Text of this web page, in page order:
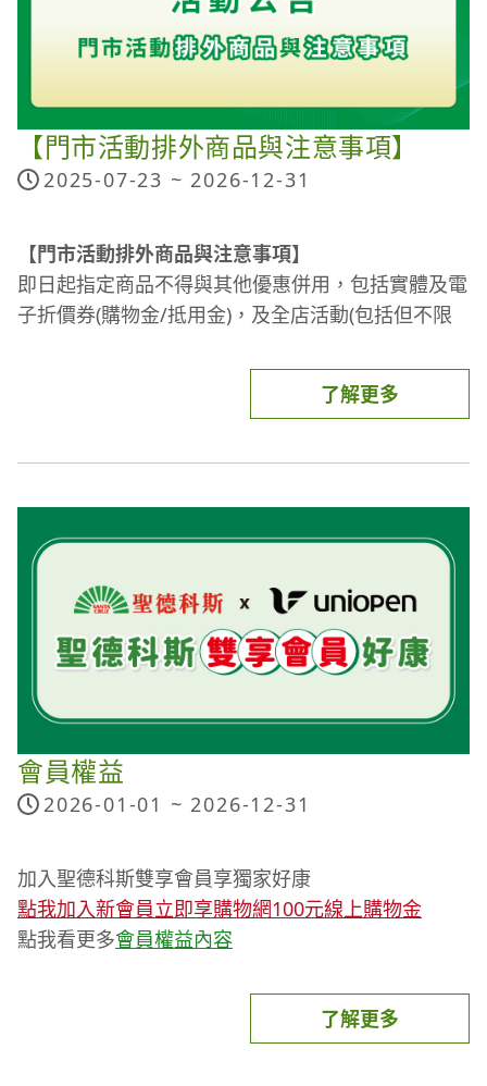
冊成為uniopen會員，完成認證綁定程序，方符合活
(3) 贈送點數將於2026/9/15前回饋完畢，點數使用效
期至2026/10/31，逾期失效。
加價/滿額贈石斛蘭：
(1) 滿額活動須扣除折價金額後，以最後實際支付金
(2) 滿額贈石斛蘭不適用於冷藏蔬果、冷藏乳品、主
米食、訂閱制、保健品牌(倍適/娘家(含精補品))、茶
葉蛋、機器設備/健康器材/機能用品(含耗材與配
(3) 本活動僅限聖德科斯實體門市參與，聖德科斯購
及變更、暫停、終止內容之權利。
【門市活動排外商品與注意事項】
2025-07-23 ~ 2026-12-31
【門市活動排外商品與注意事項】
即日起指定商品不得與其他優惠併用，包括實體及電
子折價券(購物金/抵用金)，及全店活動(包括但不限
(倍適/娘家(含精補品))、茶葉蛋、機器設備/健康器
※商品數量以門市實際數量為準，售完為止。詳細活
動辦法依本公司公告為主。凡參與本活動，即視同承
認及接受本活動注意事項及相關規定，本公司保有隨
時修正、暫停或終止本活動之權利，若有未盡事宜，
悉依本公司之相關公告辦理；本公司保留最終解釋及
決定權利。
了解更多
會員權益
2026-01-01 ~ 2026-12-31
加入聖德科斯雙享會員享獨家好康
點我加入新會員立即享購物網100元線上購物金
點我看更多會員權益內容
了解更多